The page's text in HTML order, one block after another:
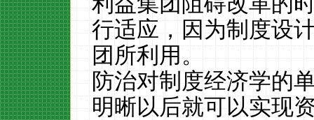
行适应，因为制度设
团所利用。
防治对制度经济学的
明晰以后就可以实现